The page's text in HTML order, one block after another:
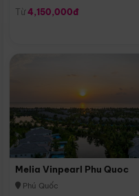
Từ 4,150,000đ
Melia Vinpearl Phu Quoc
Phú Quốc